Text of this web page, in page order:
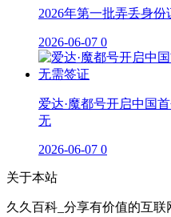
2026年第一批弄丢身
2026-06-07 0
爱达·魔都号开启中国
无
2026-06-07 0
关于本站
久久百科_分享有价值的互联